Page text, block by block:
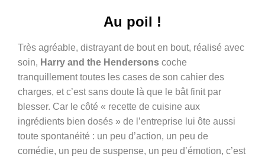
Au poil !
Très agréable, distrayant de bout en bout, réalisé avec
soin, Harry and the Hendersons coche
tranquillement toutes les cases de son cahier des
charges, et c’est sans doute là que le bât finit par
blesser. Car le côté « recette de cuisine aux
ingrédients bien dosés » de l’entreprise lui ôte aussi
toute spontanéité : un peu d’action, un peu de
comédie, un peu de suspense, un peu d’émotion, c’est